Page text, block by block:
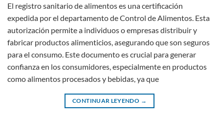
El registro sanitario de alimentos es una certificación
expedida por el departamento de Control de Alimentos. Esta
autorización permite a individuos o empresas distribuir y
fabricar productos alimenticios, asegurando que son seguros
para el consumo. Este documento es crucial para generar
confianza en los consumidores, especialmente en productos
como alimentos procesados y bebidas, ya que
CONTINUAR LEYENDO →